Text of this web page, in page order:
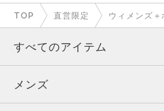
TOP 直営限定 ウィメンズ＋
すべてのアイテム
メンズ
メンズ